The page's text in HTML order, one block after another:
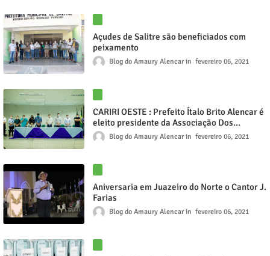
Açudes de Salitre são beneficiados com
peixamento
Blog do Amaury Alencar fevereiro 06, 2021
CARIRI OESTE : Prefeito Ítalo Brito Alencar é
eleito presidente da Associação Dos
Municípios Do Cariri Oeste
Blog do Amaury Alencar fevereiro 06, 2021
Aniversaria em Juazeiro do Norte o Cantor J.
Farias
Blog do Amaury Alencar fevereiro 06, 2021